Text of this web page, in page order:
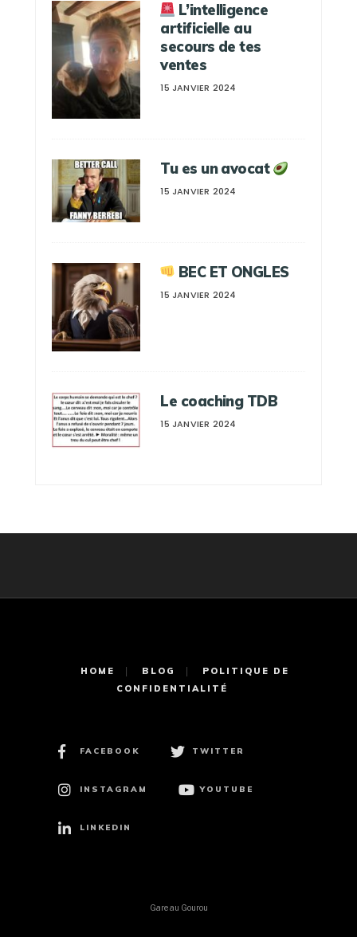
L’intelligence
artificielle au
secours de tes
ventes
15 JANVIER 2024
Tu es un avocat
15 JANVIER 2024
BEC ET ONGLES
15 JANVIER 2024
Le coaching TDB
15 JANVIER 2024
HOME BLOG
POLITIQUE DE
CONFIDENTIALITÉ
FACEBOOK TWITTER
INSTAGRAM YOUTUBE
LINKEDIN
Gare au Gourou